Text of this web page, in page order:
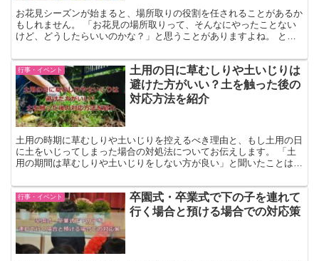
お花見シーズンが始まると、場所取りの役割を任されることがあるか
もしれません。 「お花見の場所取りって、そんなにやったことない
けど、どうしたらいいのかな？」と思うことがありますよね。 とり
行事・イベント
土用の日に草むしりや土いじりは
避けた方がいい？土を触った後の
対応方法を紹介
土用の時期に草むしりや土いじりを控えるべき理由と、もし土用の日
に土をいじってしまった場合の対処法についてお伝えします。 「土
用の期間は草むしりや土いじりをしない方が良い」と聞いたことはあ
行事・イベント
卒園式・卒業式で下の子を連れて
行く場合と預ける場合での対応策